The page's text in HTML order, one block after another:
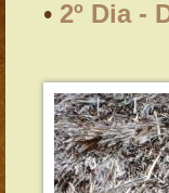
• 2º Dia -